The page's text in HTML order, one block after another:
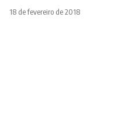
18 de fevereiro de 2018